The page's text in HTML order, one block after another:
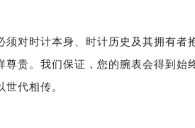
对时计本身、时计历史及其拥有者
贵。我们保证，您的腕表会得到始
代相传。